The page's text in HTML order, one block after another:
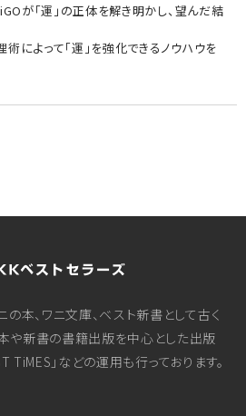
が「運」の正体を解き明かし、望んだ結
によって「運」を強化できるノウハウを
本、ワニ文庫、ベスト新書として古く
や新書の書籍出版を中心とした出版
TiMES」などの運用も行っております。